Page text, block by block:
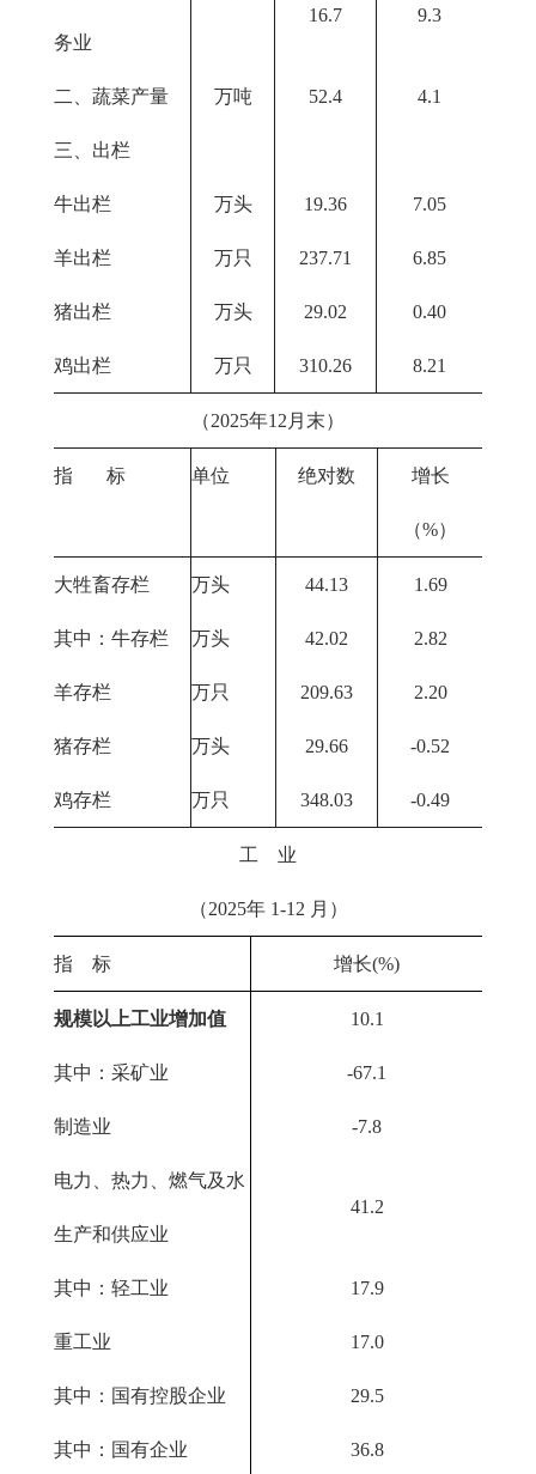
务业
16.7
9.3
二、蔬菜产量 万吨 52.4 4.1
三、出栏
牛出栏 万头 19.36 7.05
羊出栏 万只 237.71 6.85
猪出栏 万头 29.02 0.40
鸡出栏 万只 310.26 8.21
（2025年12月末）
指 标 单位 绝对数 增长
（%）
大牲畜存栏 万头 44.13 1.69
其中：牛存栏 万头 42.02 2.82
羊存栏 万只 209.63 2.20
猪存栏 万头 29.66 -0.52
鸡存栏 万只 348.03 -0.49
工 业
（2025年 1-12 月）
指 标 增长(%)
规模以上工业增加值 10.1
其中：采矿业 -67.1
制造业 -7.8
电力、热力、燃气及水
生产和供应业
41.2
其中：轻工业 17.9
重工业 17.0
其中：国有控股企业 29.5
其中：国有企业 36.8